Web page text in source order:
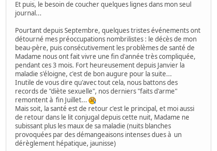
Et puis, le besoin de coucher quelques lignes dans mon seul
journal...
Pourtant depuis Septembre, quelques tristes événements ont
détourné mes préoccupations nombrilistes : le décès de mon
beau-père, puis consécutivement les problèmes de santé de
Madame nous ont fait vivre une fin d'année très compliquée,
pendant ces 3 mois. Fort heureusement depuis Janvier la
maladie s'éloigne, c'est de bon augure pour la suite...
Inutile de vous dire qu'avec tout cela, nous battons des
records de "diète sexuelle", nos derniers "faits d'arme"
remontent à fin Juillet...
Mais soit, la santé est de retour c'est le principal, et moi aussi
de retour dans le lit conjugal depuis cette nuit, Madame ne
subissant plus les maux de sa maladie (nuits blanches
provoquées par des démangeaisons intenses dues à un
dérèglement hépatique, jaunisse)